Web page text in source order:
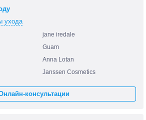
ухода
jane iredale
Guam
Anna Lotan
Janssen Cosmetics
консультации